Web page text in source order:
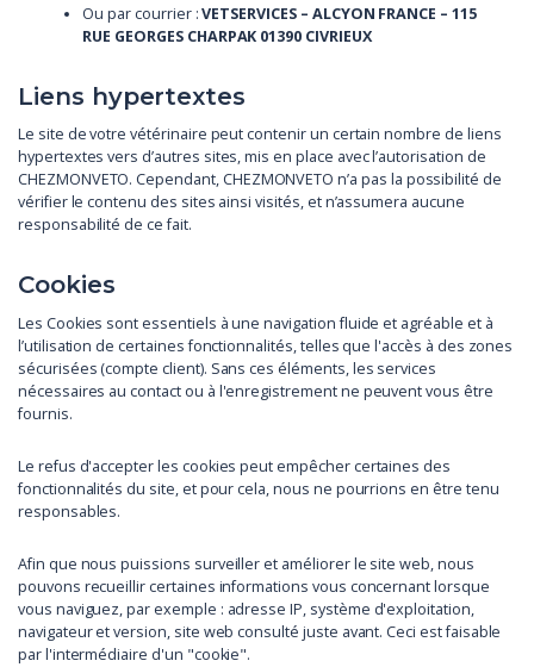
Ou par courrier :VETSERVICES – ALCYON FRANCE – 115
RUE GEORGES CHARPAK 01390 CIVRIEUX
Liens hypertextes
Le site de votre vétérinaire peut contenir un certain nombre de liens
hypertextes vers d’autres sites, mis en place avec l’autorisation de
CHEZMONVETO. Cependant, CHEZMONVETO n’a pas la possibilité de
vérifier le contenu des sites ainsi visités, et n’assumera aucune
responsabilité de ce fait.
Cookies
Les Cookies sont essentiels à une navigation fluide et agréable et à
l’utilisation de certaines fonctionnalités, telles que l'accès à des zones
sécurisées (compte client). Sans ces éléments, les services
nécessaires au contact ou à l'enregistrement ne peuvent vous être
fournis.
Le refus d'accepter les cookies peut empêcher certaines des
fonctionnalités du site, et pour cela, nous ne pourrions en être tenu
responsables.
Afin que nous puissions surveiller et améliorer le site web, nous
pouvons recueillir certaines informations vous concernant lorsque
vous naviguez, par exemple : adresse IP, système d'exploitation,
navigateur et version, site web consulté juste avant. Ceci est faisable
par l'intermédiaire d'un "cookie".